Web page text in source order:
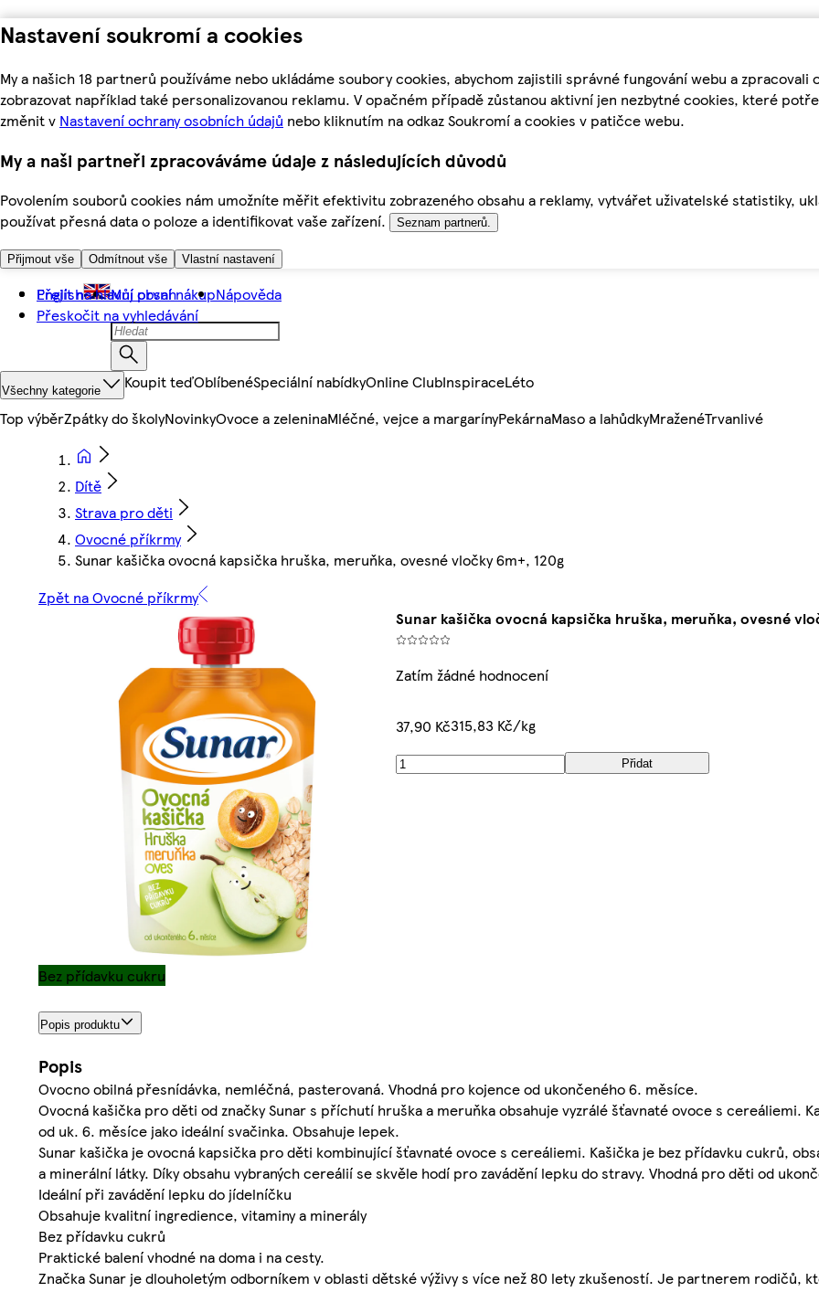
Nastavení soukromí a cookies
My a našich 18 partnerů používáme nebo ukládáme soubory cookies, abychom zajistili správné fungování webu a
zobrazovat například také personalizovanou reklamu. V opačném případě zůstanou aktivní jen nezbytné cookies, které
změnit v Nastavení ochrany osobních údajů nebo kliknutím na odkaz Soukromí a cookies v patičce webu.
My a naši partneři zpracováváme údaje z následujících důvodů
Povolením souborů cookies nám umožníte měřit efektivitu zobrazeného obsahu a reklamy, vytvářet uživatelské statistiky,
používat přesná data o poloze a identifikovat vaše zařízení.
Seznam partnerů.
Přijmout vše Odmítnout vše Vlastní nastavení
Přejít na hlavní obsah
Přeskočit na vyhledávání
English Můj první nákupNápověda
Všechny kategorie Koupit teďOblíbenéSpeciální nabídkyOnline ClubInspiraceLéto
Top výběrZpátky do školyNovinkyOvoce a zeleninaMléčné, vejce a margarínyPekárnaMaso a lahůdkyMraženéTrvanlivé
Dítě
Strava pro děti
Ovocné příkrmy
Sunar kašička ovocná kapsička hruška, meruňka, ovesné vločky 6m+, 120g
Zpět na Ovocné příkrmy
Sunar kašička ovocná kapsička hruška, meruňka, ovesné
Zatím žádné hodnocení
37,90 Kč315,83 Kč/kg
Přidat
Bez přídavku cukru
Popis produktu
Popis
Ovocno obilná přesnídávka, nemléčná, pasterovaná. Vhodná pro kojence od ukončeného 6. měsíce.
Ovocná kašička pro děti od značky Sunar s příchutí hruška a meruňka obsahuje vyzrálé šťavnaté ovoce s cereáliemi.
od uk. 6. měsíce jako ideální svačinka. Obsahuje lepek.
Sunar kašička je ovocná kapsička pro děti kombinující šťavnaté ovoce s cereáliemi. Kašička je bez přídavku cukrů,
a minerální látky. Díky obsahu vybraných cereálií se skvěle hodí pro zavádění lepku do stravy. Vhodná pro děti od
Ideální při zavádění lepku do jídelníčku
Obsahuje kvalitní ingredience, vitaminy a minerály
Bez přídavku cukrů
Praktické balení vhodné na doma i na cesty.
Značka Sunar je dlouholetým odborníkem v oblasti dětské výživy s více než 80 lety zkušeností. Je partnerem rodičů,